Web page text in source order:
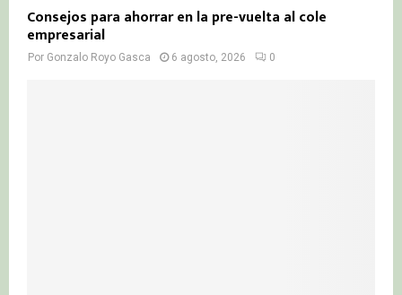
Consejos para ahorrar en la pre-vuelta al cole
empresarial
Por Gonzalo Royo Gasca 6 agosto, 2026 0